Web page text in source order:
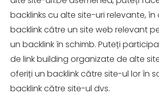
backlinks cu alte site-uri relevante, în
backlink către un site web relevant
un backlink în schimb. Puteți
de link building organizate de alte
oferiți un backlink către site-ul lor în
backlink către site-ul dvs.